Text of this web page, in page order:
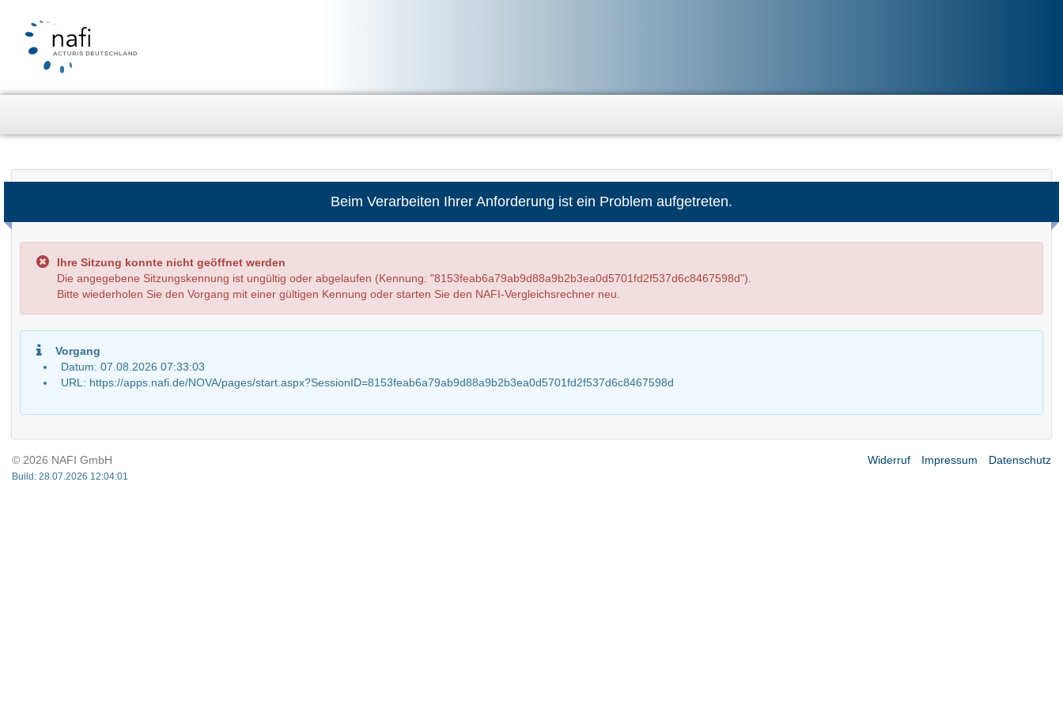
Beim Verarbeiten Ihrer Anforderung ist ein Problem aufgetreten.
Ihre Sitzung konnte nicht geöffnet werden
Die angegebene Sitzungskennung ist ungültig oder abgelaufen (Kennung: "8153feab6a79ab9d88a9b2b3ea0d5701fd2f537d6c8467598d").
Bitte wiederholen Sie den Vorgang mit einer gültigen Kennung oder starten Sie den NAFI-Vergleichsrechner neu.
Vorgang
Datum: 07.08.2026 07:33:03
URL: https://apps.nafi.de/NOVA/pages/start.aspx?SessionID=8153feab6a79ab9d88a9b2b3ea0d5701fd2f537d6c8467598d
© 2026 NAFI GmbH
Build: 28.07.2026 12:04:01
Widerruf Impressum Datenschutz